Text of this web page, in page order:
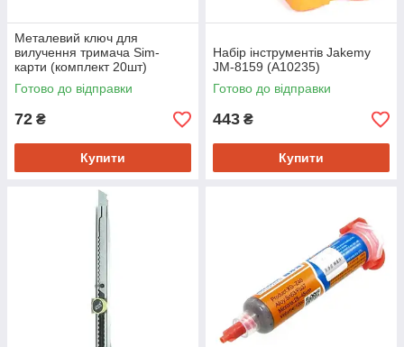
Металевий ключ для
вилучення тримача Sim-
карти (комплект 20шт)
(A15970)
Готово до відправки
72 ₴
Купити
Набір інструментів Jakemy
JM-8159 (A10235)
Готово до відправки
443 ₴
Купити